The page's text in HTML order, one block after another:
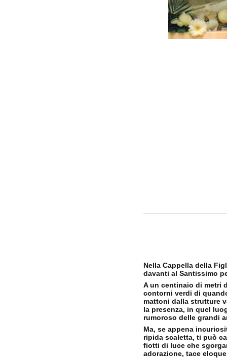
Nella Cappella della
davanti al Santissimo
A un centinaio di metri
contorni verdi di
mattoni dalla strutture
la presenza, in quel
rumoroso delle grandi
Ma, se appena
ripida scaletta, ti può
fiotti di luce che
adorazione, tace